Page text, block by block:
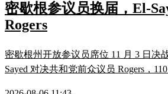
密歇根参议员换届，El-
Rogers
密歇根州开放参议员席位 11 月 3 日决
Sayed 对决共和党前众议员 Rogers，